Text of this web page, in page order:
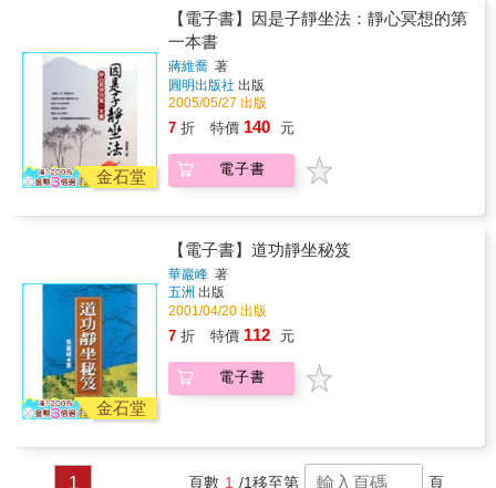
一條自己的路。」-楊元寧 我們的確無法改變因
為科技日新月異，而使得現代社會壓力倍增的
現實。人們隨時處理大量資訊、追求效率與便
利，每個人都處於一心多用的分心年代。然而
愈忙碌的人，愈應該學習靜坐，每天幾分鐘，
簡單從數呼吸、舌頂上顎開始，就能找回身體
失去的平衡，重尋健康。 靜坐可以很簡單，專
注在數呼吸開始。 耐心嘗試，重回身心靈和諧
自在的自己。
對壓力時的反應： 靜坐能幫助我們整合包括空
間感、視覺、感覺、知覺、和運動的協調能
力，調適回應壓力訊息的身心負擔。 身體各器
官的改善： 靜坐能促進心血管健康、並讓心臟
恢復合一性，也能刺激胃腸的蠕動和排便，並
刺激唾液和消化腺分泌酵素，以幫助消化。同
時徹底放鬆，身心步調合一之後，就能矯正姿
則這本寫照我的靜坐觀。靜坐等同開發一個大
腦神經新迴路，放鬆心智，讓身心重回和諧、
感覺世界在和你作對時，懇切希望「靜坐」能
點燃你的內在火焰，在孤寂混亂的世界裡提供
一點安慰和激勵，以及一點點勇氣，幫你找出
一條自己的路。」-楊元寧 我們的確無法改變因
為科技日新月異，而使得現代社會壓力倍增的
利，每個人都處於一心多用的分心年代。然而
愈忙碌的人，愈應該學習靜坐，每天幾分鐘，
注在數呼吸開始。 耐心嘗試，重回身心靈和諧
金石堂
【電子書】因是子靜坐法：靜心冥想的第
一本書
蔣維喬 著
圓明出版社 出版
2005/05/27 出版
7 折 特價 140 元
電子書
金石堂
【電子書】道功靜坐秘笈
華巖峰 著
五洲 出版
2001/04/20 出版
7 折 特價 112 元
電子書
1 頁數 1 /1移至第 頁